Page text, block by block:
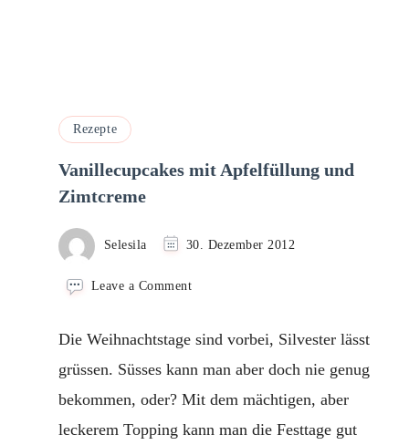
Rezepte
Vanillecupcakes mit Apfelfüllung und
Zimtcreme
Selesila 30. Dezember 2012
Leave a Commenton
Apfelfüllung
Die Weihnachtstage sind vorbei, Silvester lässt
grüssen. Süsses kann man aber doch nie genug
bekommen, oder? Mit dem mächtigen, aber
leckerem Topping kann man die Festtage gut